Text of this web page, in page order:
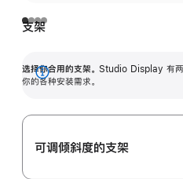
支架
选择你合用的支架。 Studio Display 有两
你的各种安装需求。
展
可调倾斜度的支架